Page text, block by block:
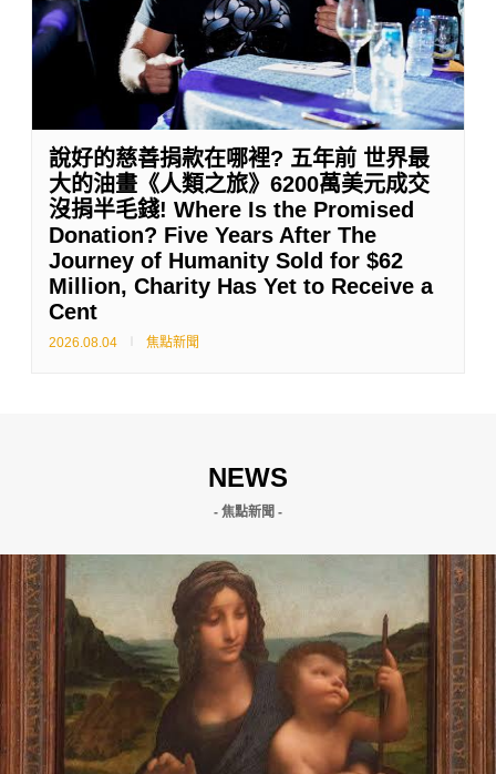
說好的慈善捐款在哪裡? 五年前 世界最
大的油畫《人類之旅》6200萬美元成交
沒捐半毛錢! Where Is the Promised
Donation? Five Years After The
Journey of Humanity Sold for $62
Million, Charity Has Yet to Receive a
Cent
2026.08.04 焦點新聞
NEWS
- 焦點新聞 -